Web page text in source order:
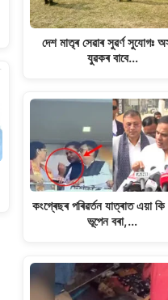
দেশ মাতৃৰ সেৱাৰ সুৱৰ্ণ সুযোগঃ
যুৱকৰ বাবে…
কংগ্ৰেছৰ পৰিৱৰ্তন যাত্ৰাত এয়া
ভূপেন বৰা,…